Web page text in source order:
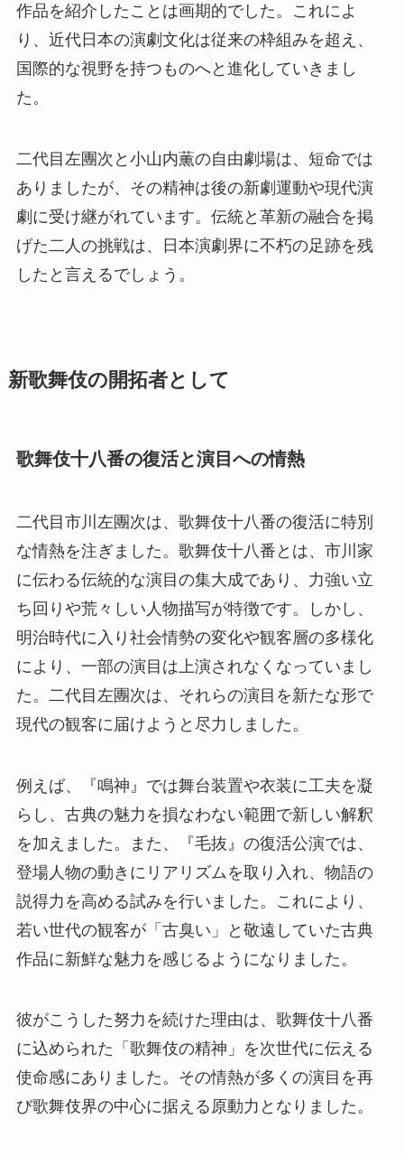
作品を紹介したことは画期的でした。これによ
り、近代日本の演劇文化は従来の枠組みを超え、
国際的な視野を持つものへと進化していきまし
た。
二代目左團次と小山内薫の自由劇場は、短命では
ありましたが、その精神は後の新劇運動や現代演
劇に受け継がれています。伝統と革新の融合を掲
げた二人の挑戦は、日本演劇界に不朽の足跡を残
したと言えるでしょう。
新歌舞伎の開拓者として
歌舞伎十八番の復活と演目への情熱
二代目市川左團次は、歌舞伎十八番の復活に特別
な情熱を注ぎました。歌舞伎十八番とは、市川家
に伝わる伝統的な演目の集大成であり、力強い立
ち回りや荒々しい人物描写が特徴です。しかし、
明治時代に入り社会情勢の変化や観客層の多様化
により、一部の演目は上演されなくなっていまし
た。二代目左團次は、それらの演目を新たな形で
現代の観客に届けようと尽力しました。
例えば、『鳴神』では舞台装置や衣装に工夫を凝
らし、古典の魅力を損なわない範囲で新しい解釈
を加えました。また、『毛抜』の復活公演では、
登場人物の動きにリアリズムを取り入れ、物語の
説得力を高める試みを行いました。これにより、
若い世代の観客が「古臭い」と敬遠していた古典
作品に新鮮な魅力を感じるようになりました。
彼がこうした努力を続けた理由は、歌舞伎十八番
に込められた「歌舞伎の精神」を次世代に伝える
使命感にありました。その情熱が多くの演目を再
び歌舞伎界の中心に据える原動力となりました。